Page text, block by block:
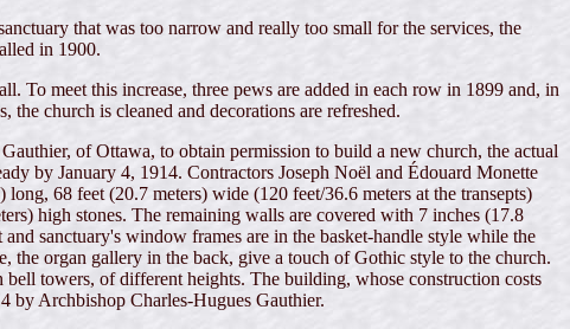
that was too narrow and really too small for the services, the
in 1900.
To meet this increase, three pews are added in each row in 1899 and, in
church is cleaned and decorations are refreshed.
of Ottawa, to obtain permission to build a new church, the actual
by January 4, 1914. Contractors Joseph Noël and Édouard Monette
68 feet (20.7 meters) wide (120 feet/36.6 meters at the transepts)
high stones. The remaining walls are covered with 7 inches (17.8
sanctuary's window frames are in the basket-handle style while the
the organ gallery in the back, give a touch of Gothic style to the church.
towers, of different heights. The building, whose construction costs
by Archbishop Charles-Hugues Gauthier.